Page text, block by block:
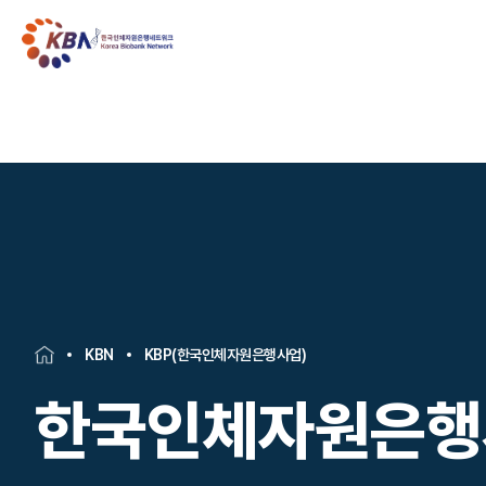
KBN KBP(한국인체자원은행사업)
한국인체자원은